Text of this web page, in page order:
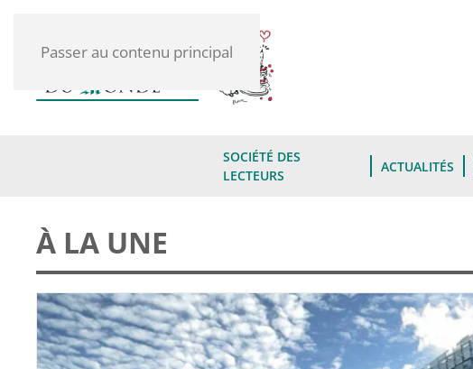
Passer au contenu principal
SOCIÉTÉ DES
LECTEURS
ACTUALITÉS
À LA UNE